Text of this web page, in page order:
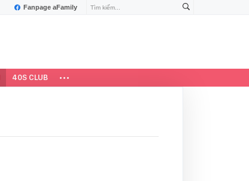
Fanpage aFamily
40S CLUB